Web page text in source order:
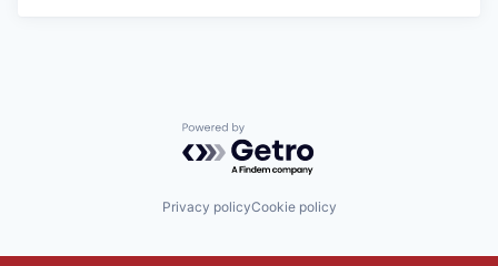
Powered by Getro.com
Privacy policyCookie policy